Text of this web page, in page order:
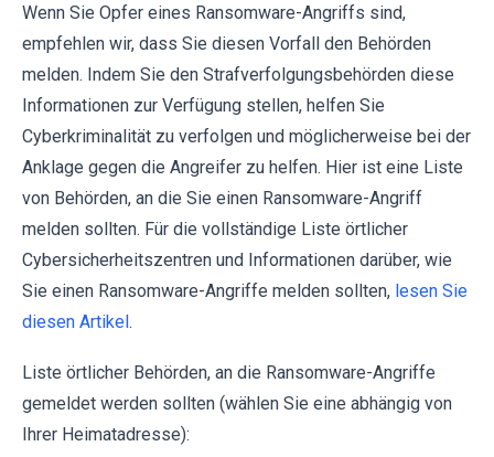
Wenn Sie Opfer eines Ransomware-Angriffs sind,
empfehlen wir, dass Sie diesen Vorfall den Behörden
melden. Indem Sie den Strafverfolgungsbehörden diese
Informationen zur Verfügung stellen, helfen Sie
Cyberkriminalität zu verfolgen und möglicherweise bei der
Anklage gegen die Angreifer zu helfen. Hier ist eine Liste
von Behörden, an die Sie einen Ransomware-Angriff
melden sollten. Für die vollständige Liste örtlicher
Cybersicherheitszentren und Informationen darüber, wie
Sie einen Ransomware-Angriffe melden sollten, lesen Sie
diesen Artikel .
Liste örtlicher Behörden, an die Ransomware-Angriffe
gemeldet werden sollten (wählen Sie eine abhängig von
Ihrer Heimatadresse):